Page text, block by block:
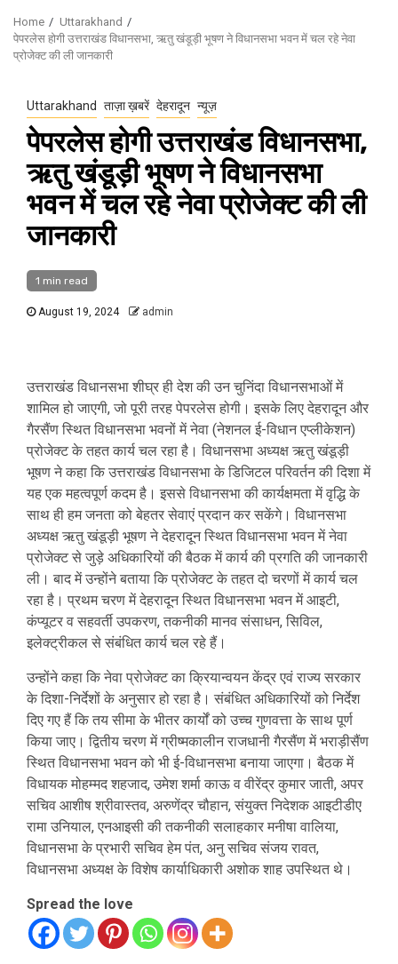
Home
Uttarakhand
पेपरलेस होगी उत्तराखंड विधानसभा, ऋतु खंडूड़ी भूषण ने विधानसभा भवन में चल रहे नेवा
प्रोजेक्ट की ली जानकारी
Uttarakhand ताज़ा ख़बरें देहरादून न्यूज़
पेपरलेस होगी उत्तराखंड विधानसभा,
ऋतु खंडूड़ी भूषण ने विधानसभा
भवन में चल रहे नेवा प्रोजेक्ट की ली
जानकारी
1 min read
August 19, 2024 admin
उत्तराखंड विधानसभा शीघ्र ही देश की उन चुनिंदा विधानसभाओं में
शामिल हो जाएगी, जो पूरी तरह पेपरलेस होगी। इसके लिए देहरादून और
गैरसैंण स्थित विधानसभा भवनों में नेवा (नेशनल ई-विधान एप्लीकेशन)
प्रोजेक्ट के तहत कार्य चल रहा है। विधानसभा अध्यक्ष ऋतु खंडूड़ी
भूषण ने कहा कि उत्तराखंड विधानसभा के डिजिटल परिवर्तन की दिशा में
यह एक महत्वपूर्ण कदम है। इससे विधानसभा की कार्यक्षमता में वृद्धि के
साथ ही हम जनता को बेहतर सेवाएं प्रदान कर सकेंगे। विधानसभा
अध्यक्ष ऋतु खंडूड़ी भूषण ने देहरादून स्थित विधानसभा भवन में नेवा
प्रोजेक्ट से जुड़े अधिकारियों की बैठक में कार्य की प्रगति की जानकारी
ली। बाद में उन्होंने बताया कि प्रोजेक्ट के तहत दो चरणों में कार्य चल
रहा है। प्रथम चरण में देहरादून स्थित विधानसभा भवन में आइटी,
कंप्यूटर व सहवर्ती उपकरण, तकनीकी मानव संसाधन, सिविल,
इलेक्ट्रीकल से संबंधित कार्य चल रहे हैं।
उन्होंने कहा कि नेवा प्रोजेक्ट का क्रियान्वयन केंद्र एवं राज्य सरकार
के दिशा-निर्देशों के अनुसार हो रहा है। संबंधित अधिकारियों को निर्देश
दिए गए हैं कि तय सीमा के भीतर कार्यों को उच्च गुणवत्ता के साथ पूर्ण
किया जाए। द्वितीय चरण में ग्रीष्मकालीन राजधानी गैरसैंण में भराड़ीसैंण
स्थित विधानसभा भवन को भी ई-विधानसभा बनाया जाएगा। बैठक में
विधायक मोहम्मद शहजाद, उमेश शर्मा काऊ व वीरेंद्र कुमार जाती, अपर
सचिव आशीष श्रीवास्तव, अरुणेंद्र चौहान, संयुक्त निदेशक आइटीडीए
रामा उनियाल, एनआइसी की तकनीकी सलाहकार मनीषा वालिया,
विधानसभा के प्रभारी सचिव हेम पंत, अनु सचिव संजय रावत,
विधानसभा अध्यक्ष के विशेष कार्याधिकारी अशोक शाह उपस्थित थे।
Spread the love